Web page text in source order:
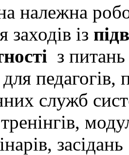
належна
заходів із
з
педагогів,
служб